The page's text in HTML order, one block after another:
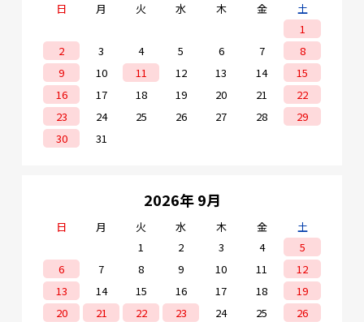
日 月 火 水 木 金
土
1
2
3 4 5 6 7
8
9
10 11 12 13 14
15
16
17 18 19 20 21
22
23
24 25 26 27 28
29
30
31
2026年 9月
日 月 火 水 木 金
土
1
2 3 4
5
6
7 8 9 10 11
12
13
14 15 16 17 18
19
20
21 22 23 24 25
26